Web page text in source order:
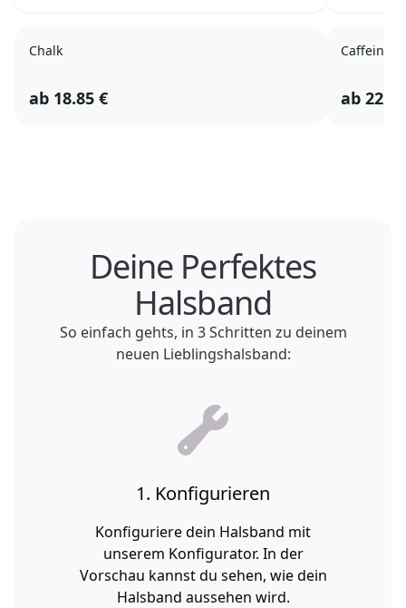
Chalk
ab 18.85 €
Caffeine
ab 22.35
Deine Perfektes
Halsband
So einfach gehts, in 3 Schritten zu deinem
neuen Lieblingshalsband:
1. Konfigurieren
Konfiguriere dein Halsband mit
unserem Konfigurator. In der
Vorschau kannst du sehen, wie dein
Halsband aussehen wird.